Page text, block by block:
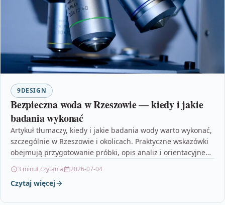
9DESIGN
Bezpieczna woda w Rzeszowie — kiedy i jakie
badania wykonać
Artykuł tłumaczy, kiedy i jakie badania wody warto wykonać,
szczególnie w Rzeszowie i okolicach. Praktyczne wskazówki
obejmują przygotowanie próbki, opis analiz i orientacyjne
3 minut czytania 2026-07-04
Czytaj więcej